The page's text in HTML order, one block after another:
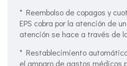
* Reembolso de copagos y
EPS cobra por la atención de
atención se hace a través de
* Restablecimiento
el amparo de gastos médicos